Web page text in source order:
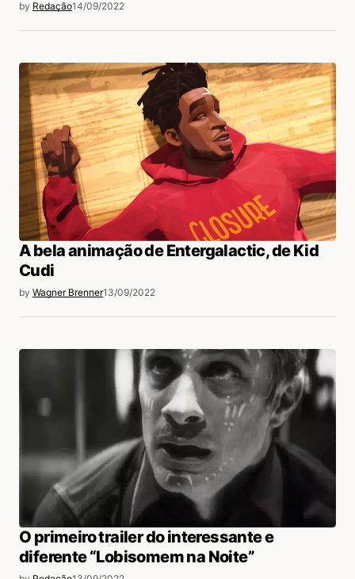
by Redação14/09/2022
A bela animação de Entergalactic, de Kid
Cudi
by Wagner Brenner13/09/2022
O primeiro trailer do interessante e
diferente “Lobisomem na Noite”